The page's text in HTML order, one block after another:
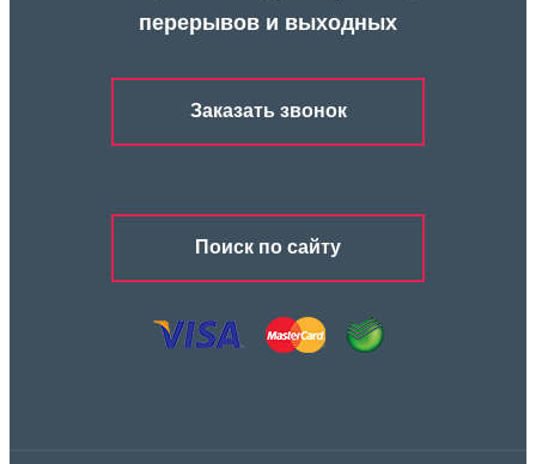
перерывов и выходных
Заказать звонок
Поиск по сайту